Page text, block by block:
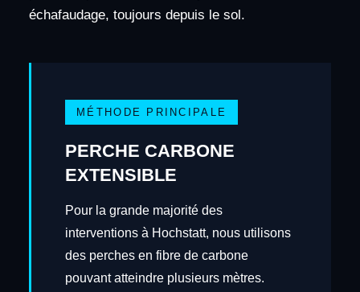
échafaudage, toujours depuis le sol.
MÉTHODE PRINCIPALE
PERCHE CARBONE
EXTENSIBLE
Pour la grande majorité des
interventions à Hochstatt, nous utilisons
des perches en fibre de carbone
pouvant atteindre plusieurs mètres.